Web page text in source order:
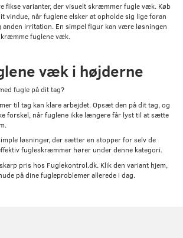
fikse varianter, der visuelt skræmmer fugle væk. Køb
vindue, når fuglene elsker at opholde sig lige foran
irritation. En simpel figur kan være løsningen
fuglene væk.
væk i højderne
fugle på dit tag?
til tag kan klare arbejdet. Opsæt den på dit tag, og
forskel, når fuglene ikke længere får lyst til at sætte
løsninger, der sætter en stopper for selv de
fugleskræmmer hører under denne kategori.
pris hos Fuglekontrol.dk. Klik den variant hjem,
på dine fugleproblemer allerede i dag.